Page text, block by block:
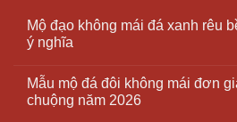
Mộ đạo không mái đá xanh rêu
ý nghĩa
Mẫu mộ đá đôi không mái đơn
chuộng năm 2026